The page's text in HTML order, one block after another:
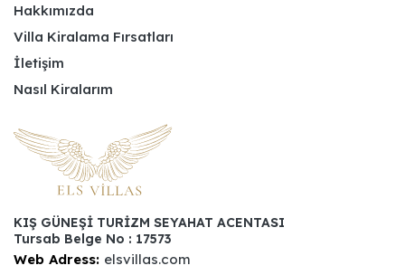
Hakkımızda
Villa Kiralama Fırsatları
İletişim
Nasıl Kiralarım
KIŞ GÜNEŞİ TURİZM SEYAHAT ACENTASI
Tursab Belge No : 17573
Web Adress: elsvillas.com